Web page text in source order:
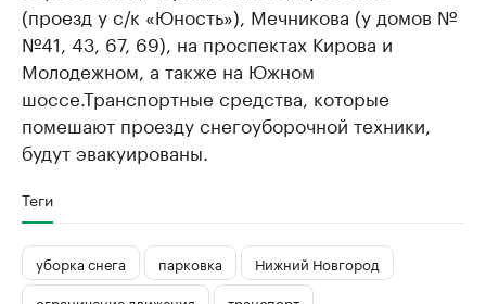
(проезд у с/к «Юность»), Мечникова (у домов №
№41, 43, 67, 69), на проспектах Кирова и
Молодежном, а также на Южном
шоссе.Транспортные средства, которые
помешают проезду снегоуборочной техники,
будут эвакуированы.
Теги
уборка снега парковка
Нижний Новгород